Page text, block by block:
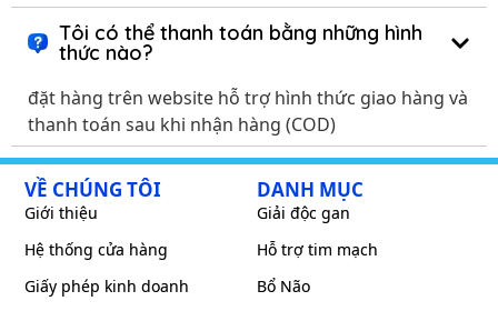
Tôi có thể thanh toán bằng những hình
thức nào?
đặt hàng trên website hỗ trợ hình thức giao hàng và
thanh toán sau khi nhận hàng (COD)
VỀ CHÚNG TÔI
Giới thiệu
Hệ thống cửa hàng
Giấy phép kinh doanh
DANH MỤC
Giải độc gan
Hỗ trợ tim mạch
Bổ Não